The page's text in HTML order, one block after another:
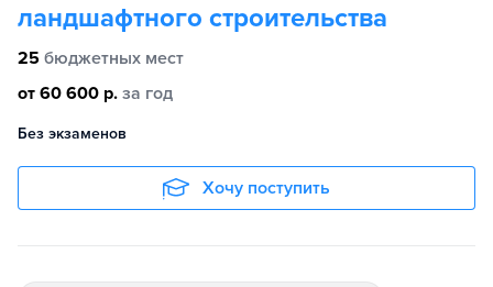
ландшафтного строительства
25 бюджетных мест
от 60 600 р. за год
Без экзаменов
Хочу поступить